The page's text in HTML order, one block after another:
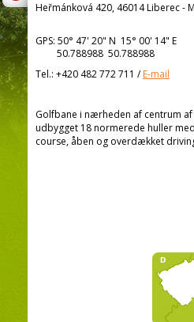
Heřmánková 420, 46014 Liberec -
GPS: 50° 47' 20" N 15° 00' 14" E
50.788988 50.788988
Tel.: +420 482 772 711 /E-mail
Golfbane i nærheden af centrum
udbygget 18 normerede huller
course, åben og overdækket